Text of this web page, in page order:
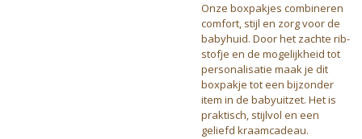
Onze boxpakjes combineren
comfort, stijl en zorg voor de
babyhuid. Door het zachte rib-
stofje en de mogelijkheid tot
personalisatie maak je dit
boxpakje tot een bijzonder
item in de babyuitzet. Het is
praktisch, stijlvol en een
geliefd kraamcadeau.